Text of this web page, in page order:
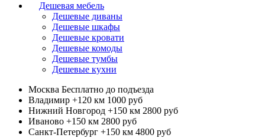
Дешевая мебель
Дешевые диваны
Дешевые шкафы
Дешевые кровати
Дешевые комоды
Дешевые тумбы
Дешевые кухни
Москва Бесплатно до подъезда
Владимир +120 км 1000 руб
Нижний Новгород +150 км 2800 руб
Иваново +150 км 2800 руб
Санкт-Петербург +150 км 4800 руб